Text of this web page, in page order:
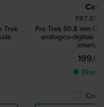
Trek
PRT-
Pro Trek 50.8 mm
analogico-digitale
●